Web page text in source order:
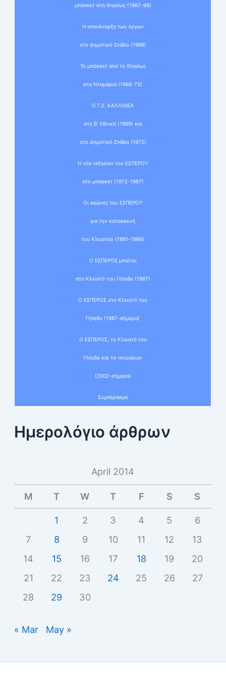
μπάσκετ στη Θησέως (1967-68)
Η επανέναρξη των έργων
στο Δημοτικό Στάδιο (1968)
Το μπάσκετ από τη Θησέως
στα Νταμάρια (1968-72)
Ο Γ.Σ. ΚΑΛΛΙΘΕΑ
στη Β’ Εθνική (1969) και
στο Δημοτικό Στάδιο (1972)
Η νέα «εξορία» του ΕΣΠΕΡΟΥ
στο μπάσκετ (1972-1987)
Οι αγώνες του ΕΣΠΕΡΟΥ
για την κατασκευή
του Κλειστού (1981-1986)
Ο ΕΣΠΕΡΟΣ μπαίνει
στο Κλειστό του Γήπεδο (1987)
Ο ΕΣΠΕΡΟΣ στο Κλειστό του
Γήπεδο (1987-σήμερα)
Ο ΕΣΠΕΡΟΣ, το Κλειστό του
Γήπεδο και τα «κοράκια»
(2002-σήμερα)
Συμπέρασμα
Ημερολόγιο άρθρων
April 2014
M T W T F S S
1 2 3 4 5
6
7
8 9 10 11 12
13
14
15 16 17 18 19
20
21
22 23 24 25 26
27
28
29 30
« Mar May »